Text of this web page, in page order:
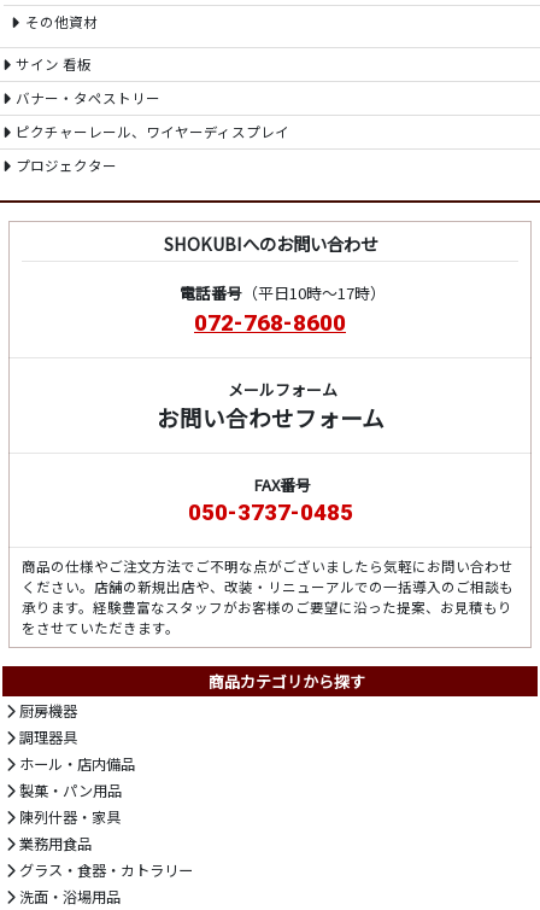
その他資材
サイン 看板
バナー・タペストリー
ピクチャーレール、ワイヤーディスプレイ
プロジェクター
SHOKUBIへのお問い合わせ
電話番号（平日10時～17時）
072-768-8600
メールフォーム
お問い合わせフォーム
FAX番号
050-3737-0485
商品の仕様やご注文方法でご不明な点がございましたら気軽にお問い合わせ
ください。店舗の新規出店や、改装・リニューアルでの一括導入のご相談も
承ります。経験豊富なスタッフがお客様のご要望に沿った提案、お見積もり
をさせていただきます。
商品カテゴリから探す
厨房機器
調理器具
ホール・店内備品
製菓・パン用品
陳列什器・家具
業務用食品
グラス・食器・カトラリー
洗面・浴場用品